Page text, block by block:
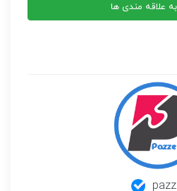
علاقه مندی ها